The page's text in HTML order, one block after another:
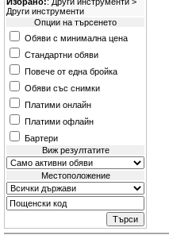
Други инструменти
Опции на търсенето
Обяви с минимална цена
Стандартни обяви
Повече от една бройка
Обяви със снимки
Платими онлайн
Платими офлайн
Бартери
Виж резултатите
Местоположение